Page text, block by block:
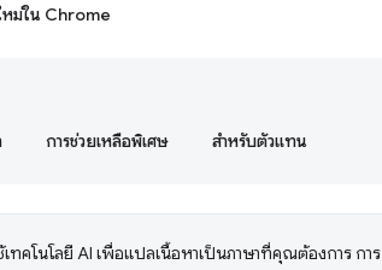
หม่ใน Chrome
การช่วยเหลือพิเศษ สำหรับตัวแทน
ทคโนโลยี AI เพื่อแปลเนื้อหาเป็นภาษาที่คุณต้องการ การ